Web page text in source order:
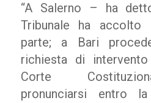
“A Salerno – ha
Tribunale ha accolto
parte; a Bari
richiesta di
Corte
pronunciarsi entro